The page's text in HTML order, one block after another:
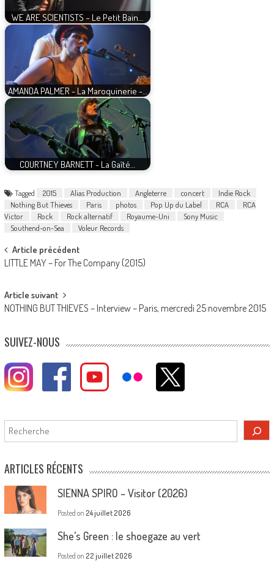
WE ARE SCIENTISTS – Le Petit Bain…
AMANDA PALMER - La Maroquinerie -…
COURTNEY BARNETT - La Gaîté…
Tagged 2015 Alias Production Angleterre concert
Indie Rock
Nothing But Thieves
Paris photos Pop Up du Label RCA
RCA
Victor
Rock Rock alternatif Royaume-Uni
Sony Music
Southend-on-Sea
Voleur Records
Post
navigation
Article précédent
LITTLE MAY – For The Company (2015)
Article suivant
NOTHING BUT THIEVES – Interview – Paris, mercredi 25 novembre 2015
SUIVEZ-NOUS
Rechercher
ARTICLES RÉCENTS
SIENNA SPIRO – Visitor (2026)
Posted on 24 juillet 2026
She’s Green : le shoegaze au vert
Posted on 22 juillet 2026